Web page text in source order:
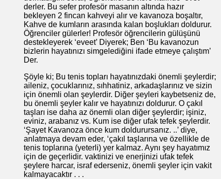
derler. Bu sefer profesör masanın altında hazır
bekleyen 2 fincan kahveyi alır ve kavanoza boşaltır,
Kahve de kumların arasında kalan boşlukları doldurur.
Öğrenciler gülerler! Profesör öğrencilerin gülüşünü
destekleyerek ‘eveet’ Diyerek; Ben ‘Bu kavanozun
bizlerin hayatınızı simgelediğini ifade etmeye çalıştım’
Der.
Şöyle ki; Bu tenis topları hayatınızdaki önemli şeylerdir;
aileniz, çocuklarınız, sıhhatiniz, arkadaşlarınız ve sizin
için önemli olan şeylerdir. Diğer şeyleri kaybetseniz de,
bu önemli şeyler kalır ve hayatınızı doldurur. O çakıl
taşları ise daha az önemli olan diğer şeylerdir; işiniz,
eviniz, arabanız vs. Kum ise diğer ufak tefek şeylerdir.
‘Şayet Kavanoza önce kum doldurursanız. ..’ diye,
anlatmaya devam eder, ‘çakıl taşlarına ve özellikle de
tenis toplarına (yeterli) yer kalmaz. Aynı şey hayatımız
için de geçerlidir. vaktinizi ve enerjinizi ufak tefek
şeylere harcar, israf ederseniz, önemli şeyler için vakit
kalmayacaktır . . .